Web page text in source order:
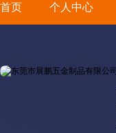
首页 个人中心